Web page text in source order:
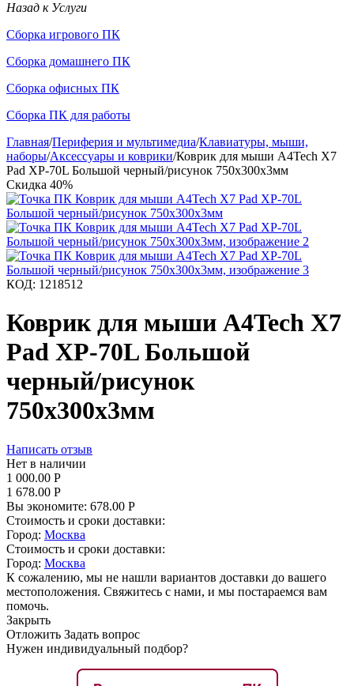
Назад к Услуги
Сборка игрового ПК
Сборка домашнего ПК
Сборка офисных ПК
Сборка ПК для работы
Главная/Периферия и мультимедиа/Клавиатуры, мыши,
наборы/Аксессуары и коврики/Коврик для мыши A4Tech X7
Pad XP-70L Большой черный/рисунок 750x300x3мм
Скидка 40%
КОД: 1218512
Коврик для мыши A4Tech X7
Pad XP-70L Большой
черный/рисунок
750x300x3мм
Написать отзыв
Нет в наличии
1 000.00 Р
1 678.00 Р
Вы экономите: 678.00 Р
Стоимость и сроки доставки:
Город: Москва
Стоимость и сроки доставки:
Город: Москва
К сожалению, мы не нашли вариантов доставки до вашего
местоположения. Свяжитесь с нами, и мы постараемся вам
помочь.
Закрыть
Отложить Задать вопрос
Нужен индивидуальный подбор?